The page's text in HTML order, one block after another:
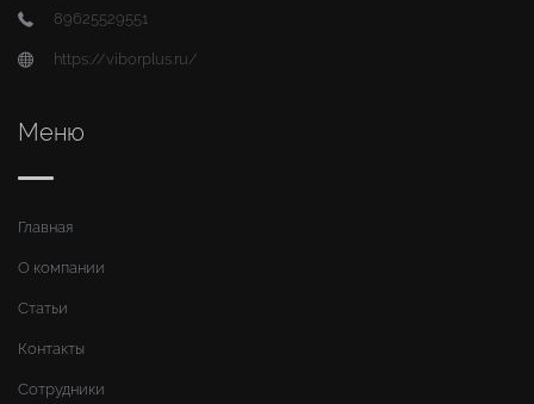
89625529551
https://viborplus.ru/
Меню
Главная
О компании
Статьи
Контакты
Сотрудники